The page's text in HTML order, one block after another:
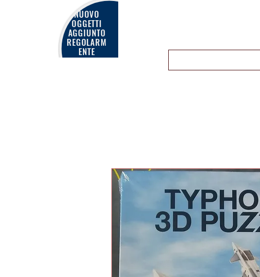
NUOVO
OGGETTI
AGGIUNTO
REGOLARM
ENTE